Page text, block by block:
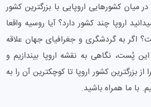
در میان کشورهایی اروپایی با بزرگترین کشور
اروپا چند کشور دارد؟ آیا روسیه واقعا
اگر به گردشگری و جغرافیای جهان علاقه
پُست، نگاهی به نقشه اروپا بیندازیم و
بزرگترین کشور اروپا تا کوچکترین آن را به
با ما همراه باشید.